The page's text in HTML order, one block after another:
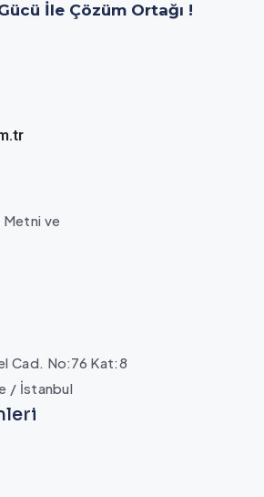
İle Çözüm Ortağı !
Metni ve
Cad. No:76 Kat:8
/ İstanbul